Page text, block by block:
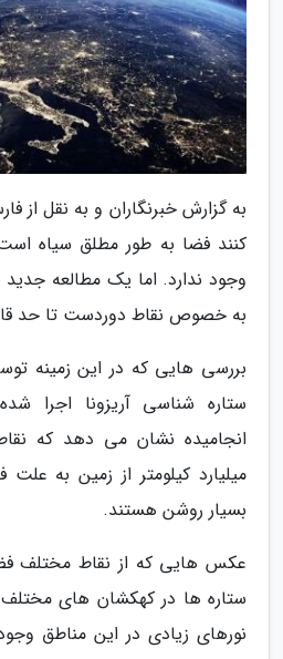
به گزارش خبرنگاران و به نقل از
کنند فضا به طور مطلق سیاه
وجود ندارد. اما یک مطالعه
به خصوص نقاط دوردست تا حد
بررسی هایی که در این زمینه
ستاره شناسی آریزونا
میلیارد کیلومتر از زمین به
بسیار روشن هستند.
عکس هایی که از نقاط مختلف
ستاره ها در کهکشان های
نورهای زیادی در این مناطق